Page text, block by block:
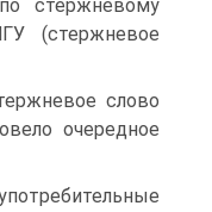
стержневому
(стержневое
слово
очередное